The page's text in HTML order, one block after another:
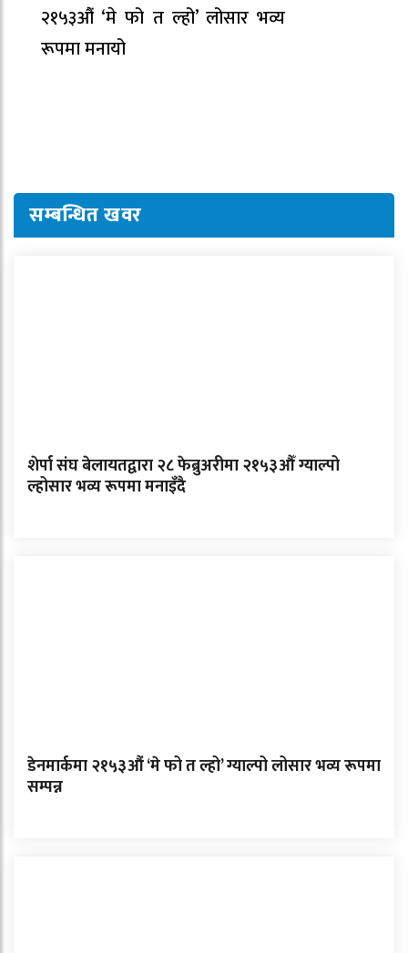
२१५३औं ‘मे फो त ल्हो’ लोसार भव्य
रूपमा मनायो
सम्बन्धित खवर
शेर्पा संघ बेलायतद्वारा २८ फेब्रुअरीमा २१५३औँ ग्याल्पो
ल्होसार भव्य रूपमा मनाइँदै
डेनमार्कमा २१५३औं ‘मे फो त ल्हो’ ग्याल्पो लोसार भव्य रूपमा
सम्पन्न